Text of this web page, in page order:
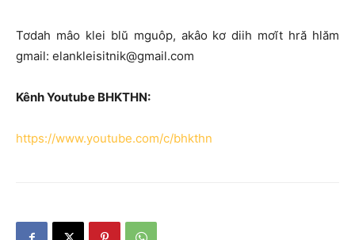
Tơdah mâo klei blŭ mguôp, akâo kơ diih mơĭt hră hlăm
gmail: elankleisitnik@gmail.com
Kênh Youtube BHKTHN:
https://www.youtube.com/c/bhkthn